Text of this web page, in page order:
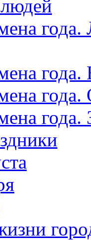
года.
года.
года.
года.